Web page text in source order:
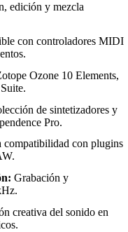
edición y mezcla
con controladores MIDI
Ozone 10 Elements,
de sintetizadores y
Pro.
compatibilidad con plugins
Grabación y
creativa del sonido en